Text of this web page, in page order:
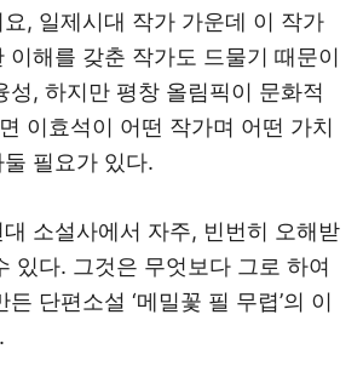
, 일제시대 작가 가운데 이 작가
이해를 갖춘 작가도 드물기 때문이
성, 하지만 평창 올림픽이 문화적
이효석이 어떤 작가며 어떤 가치
필요가 있다.
소설사에서 자주, 빈번히 오해받
있다. 그것은 무엇보다 그로 하여
단편소설 ‘메밀꽃 필 무렵’의 이